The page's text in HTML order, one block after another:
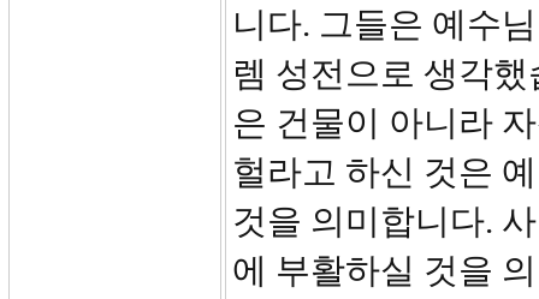
니다. 그들은 예수
렘 성전으로 생각
은 건물이 아니라
헐라고 하신 것은
것을 의미합니다.
에 부활하실 것을